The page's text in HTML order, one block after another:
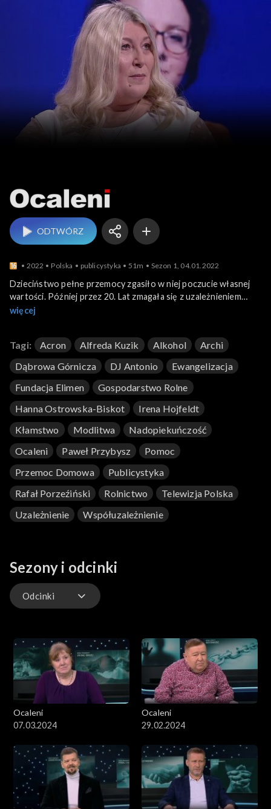
Ocaleni
ODTWÓRZ
2022 Polska publicystyka 51m Sezon 1, 04.01.2022
Dzieciństwo pełne przemocy zgasiło w niej poczucie własnej
wartości. Później przez 20. Lat zmagała się z uzależnieniem
alkoholowym męża. Przyszedł jednak czas, kiedy odważyła się
chrześcijańskim klubie w Dąbrowie Górniczej. Teraz Alfreda
Kuzik niesie innym nadzieją i ewangelizację.
więcej
Tagi: Acron Alfreda Kuzik Alkohol
Archi
Dąbrowa Górnicza
DJ Antonio
Ewangelizacja
Fundacja Elimen
Gospodarstwo Rolne
Hanna Ostrowska-Biskot
Irena Hojfeldt
Kłamstwo
Modlitwa
Nadopiekuńczość
Ocaleni
Paweł Przybysz
Pomoc
Przemoc Domowa
Publicystyka
Rafał Porzeźiński
Rolnictwo
Telewizja Polska
Uzależnienie
Współuzależnienie
Sezony i odcinki
Odcinki
Ocaleni
07.03.2024
Ocaleni
29.02.2024